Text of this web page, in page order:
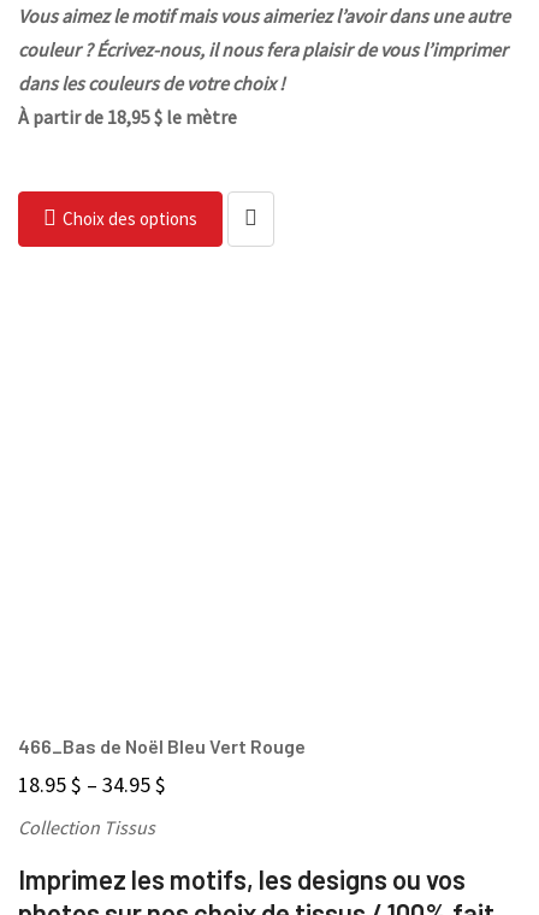
Vous aimez le motif mais vous aimeriez l’avoir dans une autre
couleur ? Écrivez-nous, il nous fera plaisir de vous l’imprimer
dans les couleurs de votre choix !
À partir de 18,95 $ le mètre
Choix des options
466_Bas de Noël Bleu Vert Rouge
18.95$ – 34.95$
Collection Tissus
Imprimez les motifs, les designs ou vos